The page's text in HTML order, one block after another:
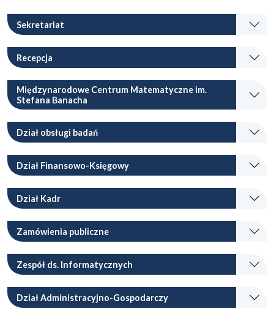
Sekretariat
Recepcja
Międzynarodowe Centrum Matematyczne im.
Stefana Banacha
Dział obsługi badań
Dział Finansowo-Księgowy
Dział Kadr
Zamówienia publiczne
Zespół ds. Informatycznych
Dział Administracyjno-Gospodarczy